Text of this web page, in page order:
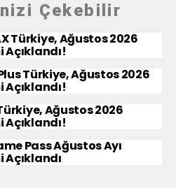
Çekebilir
Türkiye, Ağustos 2026
Türkiye, Ağustos 2026
Ağustos 2026
Pass Ağustos Ayı